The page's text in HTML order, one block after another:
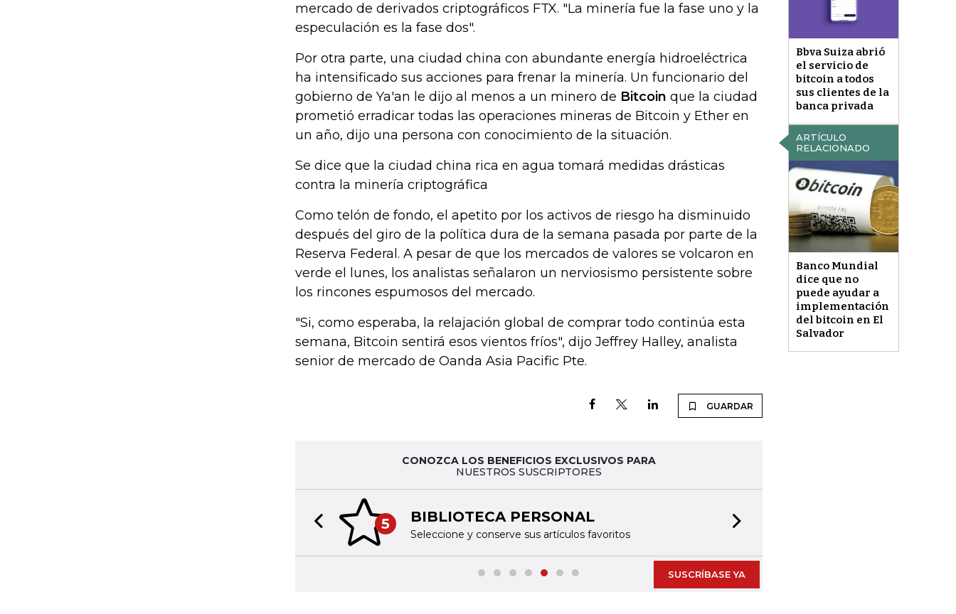
Bbva Suiza abrió
el servicio de
bitcoin a todos
sus clientes de la
banca privada
mercado de derivados criptográficos FTX. "La minería fue la fase uno y la
especulación es la fase dos".
ARTÍCULO
RELACIONADO
Banco Mundial
dice que no
puede ayudar a
implementación
del bitcoin en El
Salvador
Por otra parte, una ciudad china con abundante energía hidroeléctrica
ha intensificado sus acciones para frenar la minería. Un funcionario del
gobierno de Ya'an le dijo al menos a un minero de Bitcoin que la ciudad
prometió erradicar todas las operaciones mineras de Bitcoin y Ether en
un año, dijo una persona con conocimiento de la situación.
Se dice que la ciudad china rica en agua tomará medidas drásticas
contra la minería criptográfica
Como telón de fondo, el apetito por los activos de riesgo ha disminuido
después del giro de la política dura de la semana pasada por parte de la
Reserva Federal. A pesar de que los mercados de valores se volcaron en
verde el lunes, los analistas señalaron un nerviosismo persistente sobre
los rincones espumosos del mercado.
"Si, como esperaba, la relajación global de comprar todo continúa esta
semana, Bitcoin sentirá esos vientos fríos", dijo Jeffrey Halley, analista
senior de mercado de Oanda Asia Pacific Pte.
GUARDAR
CONOZCA LOS BENEFICIOS EXCLUSIVOS PARA
NUESTROS SUSCRIPTORES
5 BIBLIOTECA PERSONAL
Seleccione y conserve sus artículos favoritos
Previous slide
SUSCRÍBASE YA